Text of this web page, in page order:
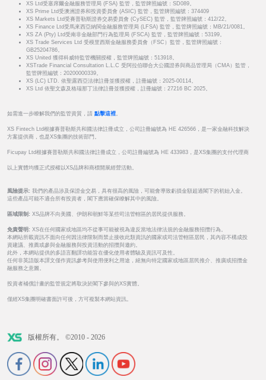
XS Ltd受塞席爾金融服務管理局 (FSA) 監管，監管牌照編號：SD089。
XS Prime Ltd受澳洲證券和投資委員會 (ASIC) 監管，監管牌照編號：374409
XS Markets Ltd受賽普勒斯證券交易委員會 (CySEC) 監管，監管牌照編號：412/22。
XS Finance Ltd受馬來西亞納閩金融服務管理局 (LFSA) 監管，監管牌照編號：MB/21/0081。
XS ZA (Pty) Ltd受南非金融部門行為監理局 (FSCA) 監管，監管牌照編號：53199。
XS Trade Services Ltd 受模里西斯金融服務委員會（FSC）監管，監管牌照編號：
GB25204786。
XS United 獲得科威特監管機關授權，監管牌照編號：513918。
XSTrade Financial Consultation L.L.C 受阿拉伯聯合大公國證券與商品管理局（CMA）監管，
監管牌照編號：20200000339。
XS (LC) LTD. 依聖露西亞法律註冊並獲授權，註冊編號：2025-00114。
XS Ltd 依聖文森及格瑞那丁法律註冊並獲授權，註冊編號：27216 BC 2025。
如需進一步瞭解我們的監管資質，請 點擊這裡。
XS Fintech Ltd根據賽普勒斯共和國法律註冊成立，公司註冊編號為 HE 426566，是一家金融科技解決
方案提供商，也是XS集團的技術部門。
Ficupay Ltd根據賽普勒斯共和國法律註冊成立，公司註冊編號為 HE 433983，是XS集團的支付代理商
以上實體均獲正式授權以XS品牌和商標開展經營活動。
風險提示: 我們的產品涉及保證金交易，具有很高的風險，可能會導致虧損金額超過閣下的初始入金。
這些產品可能不適合所有投資者，閣下應當確保瞭解其中的風險。
區域限制: XS品牌不向美國、伊朗和朝鮮等某些司法管轄區的居民提供服務。
免責聲明: XS在任何國家或地區均不從事可能被視為違反當地法律法規的金融服務招攬行為。
本網站所載資訊不面向任何因法律限制而禁止接收此類資訊的國家或司法管轄區居民，其內容不構成投
資建議、推薦或參與金融服務與投資活動的招攬與邀約。
此外，本網站提供的多語言翻譯功能旨在優化使用者體驗及資訊可及性。
任何非英語版本譯文僅作資訊參考與使用便利之用途，絕無向特定國家或地區居民推介、推廣或招攬金
融服務之意圖。
投資者補償計畫的監管規定將取決於閣下參與的XS實體。
僅經XS集團明確書面許可後，方可複製本網站資訊。
版權所有。 ©2010 - 2026